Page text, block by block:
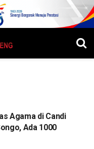
Agama di Candi
Ada 1000